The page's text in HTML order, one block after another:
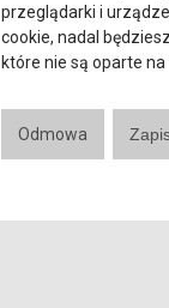
przeglądarki i
cookie, nadal
które nie są oparte
Odmowa